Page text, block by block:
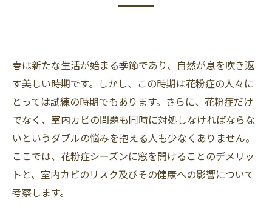
春は新たな生活が始まる季節であり、自然が息を吹き返
す美しい時期です。しかし、この時期は花粉症の人々に
とっては試練の時期でもあります。さらに、花粉症だけ
でなく、室内カビの問題も同時に対処しなければならな
いというダブルの悩みを抱える人も少なくありません。
ここでは、花粉症シーズンに窓を開けることのデメリッ
トと、室内カビのリスク及びその健康への影響について
考察します。